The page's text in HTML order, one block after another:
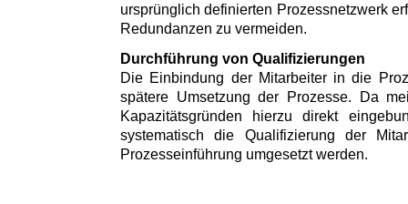
ursprünglich definierten Prozessnetzwerk
Redundanzen zu vermeiden.
Durchführung von Qualifizierungen
Die Einbindung der Mitarbeiter in die
spätere Umsetzung der Prozesse. Da
Kapazitätsgründen hierzu direkt
systematisch die Qualifizierung der
Prozesseinführung umgesetzt werden.